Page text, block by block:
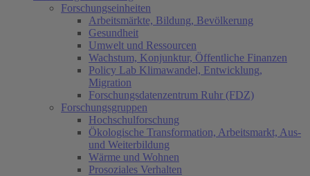
Forschungseinheiten
Arbeitsmärkte, Bildung, Bevölkerung
Gesundheit
Umwelt und Ressourcen
Wachstum, Konjunktur, Öffentliche Finanzen
Policy Lab Klimawandel, Entwicklung,
Migration
Forschungsdatenzentrum Ruhr (FDZ)
Forschungsgruppen
Hochschulforschung
Ökologische Transformation, Arbeitsmarkt, Aus-
und Weiterbildung
Wärme und Wohnen
Prosoziales Verhalten